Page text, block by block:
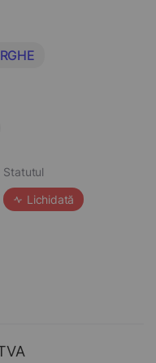
Statutul
Lichidată